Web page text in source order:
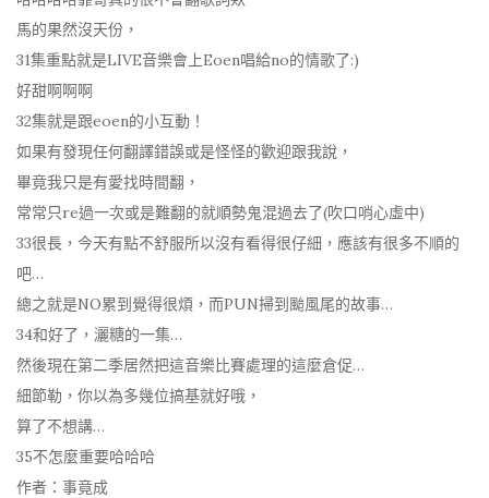
馬的果然沒天份，
31集重點就是LIVE音樂會上Eoen唱給no的情歌了:)
好甜啊啊啊
32集就是跟eoen的小互動！
如果有發現任何翻譯錯誤或是怪怪的歡迎跟我說，
畢竟我只是有愛找時間翻，
常常只re過一次或是難翻的就順勢鬼混過去了(吹口哨心虛中)
33很長，今天有點不舒服所以沒有看得很仔細，應該有很多不順的
吧…
總之就是NO累到覺得很煩，而PUN掃到颱風尾的故事…
34和好了，灑糖的一集…
然後現在第二季居然把這音樂比賽處理的這麼倉促…
細節勒，你以為多幾位搞基就好哦，
算了不想講…
35不怎麼重要哈哈哈
作者：事竟成